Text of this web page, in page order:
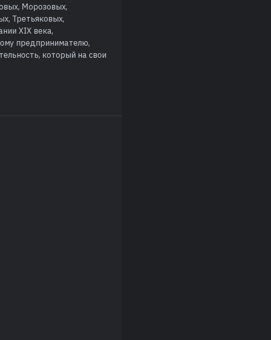
Морозовых,
Третьяковых,
XIX века,
предпринимателю,
который на свои